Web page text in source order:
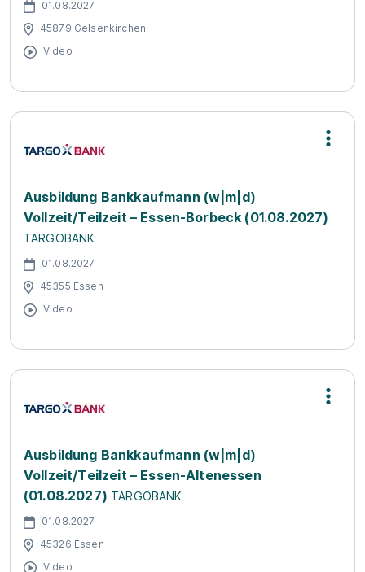
01.08.2027
45879 Gelsenkirchen
Video
Ausbildung Bankkaufmann (w|m|d)
Vollzeit/Teilzeit – Essen-Borbeck (01.08.2027)
TARGOBANK
01.08.2027
45355 Essen
Video
Ausbildung Bankkaufmann (w|m|d)
Vollzeit/Teilzeit – Essen-Altenessen
(01.08.2027) TARGOBANK
01.08.2027
45326 Essen
Video